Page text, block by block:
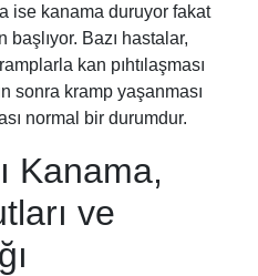
ise kanama duruyor fakat
Bazı hastalar,
kan pıhtılaşması
sonra kramp yaşanması
normal bir durumdur.
Kanama,
ve